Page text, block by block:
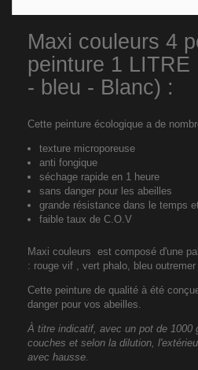
Maxi couleurs 4
peinture 1
- bleu - Blanc) :
Cette peinture écologique a de
texture microporeuse
anti fongique
séchage rapide en 1 heure
sans danger pour les abeilles
grande résistance dans le temps
faible taux de C.O.V
Maxi couleurs est composé d'une
: rouge vif , vert phalo, bleu
Cette peinture de qualité à été
danger pour vos abeilles.
À titre indicatif, avec un pot de 1000
couches et selon la dilution,
avec hausse.